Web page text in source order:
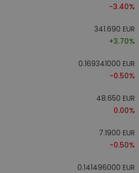
-3.40%
341.690 EUR
+3.70%
0.169341000 EUR
-0.50%
48.650 EUR
0.00%
7.1900 EUR
-0.50%
0.141496000 EUR